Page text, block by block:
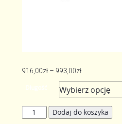
916,00zł – 993,00złZakres
cen:
od
916,00zł
do
ilość
Łoże
Dodaj do koszyka